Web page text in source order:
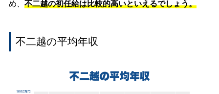
め、 不二越の初任給は比較的高いといえるでしょう。
不二越の平均年収